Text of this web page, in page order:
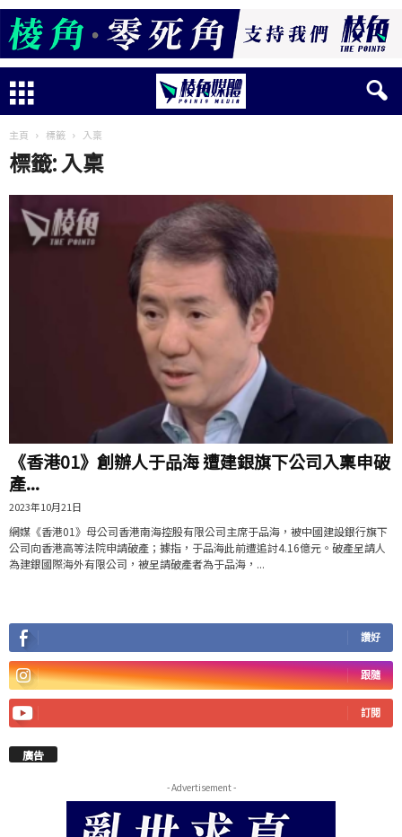
主頁 標籤 入稟
標籤: 入稟
《香港01》創辦人于品海 遭建銀旗下公司入稟申破
產...
2023年10月21日
網媒《香港01》母公司香港南海控股有限公司主席于品海，被中國建設銀行旗下
公司向香港高等法院申請破產；據指，于品海此前遭追討4.16億元。破產呈請人
為建銀國際海外有限公司，被呈請破產者為于品海，...
讚好
跟隨
訂閱
廣告
- Advertisement -